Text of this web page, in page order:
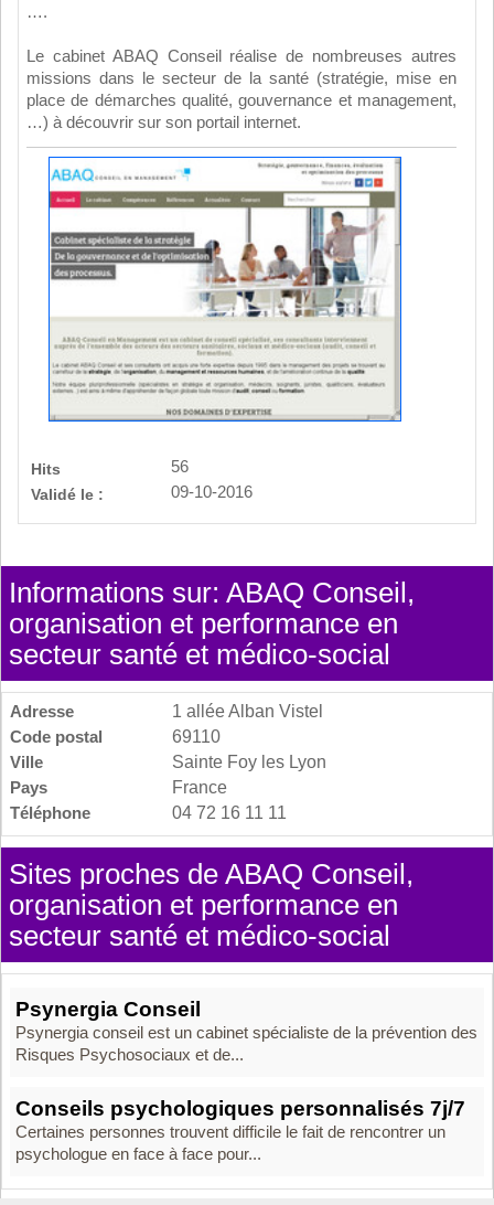
….
Le cabinet ABAQ Conseil réalise de nombreuses autres
missions dans le secteur de la santé (stratégie, mise en
place de démarches qualité, gouvernance et management,
…) à découvrir sur son portail internet.
Hits
56
Validé le :
09-10-2016
Informations sur: ABAQ Conseil,
organisation et performance en
secteur santé et médico-social
Adresse
1 allée Alban Vistel
Code postal
69110
Ville
Sainte Foy les Lyon
Pays
France
Téléphone
04 72 16 11 11
Sites proches de ABAQ Conseil,
organisation et performance en
secteur santé et médico-social
Psynergia Conseil
Psynergia conseil est un cabinet spécialiste de la prévention des
Risques Psychosociaux et de...
Conseils psychologiques personnalisés 7j/7
Certaines personnes trouvent difficile le fait de rencontrer un
psychologue en face à face pour...